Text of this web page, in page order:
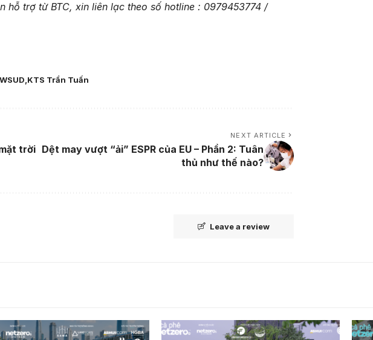
trợ từ BTC, xin liên lạc theo số hotline : 0979453774 /
KTS Trần Tuấn
trời
NEXT ARTICLE
Dệt may vượt “ải” ESPR của EU – Phần 2: Tuân
thủ như thế nào?
Leave a review